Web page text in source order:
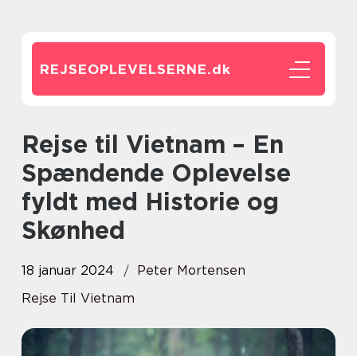
REJSEOPLEVELSERNE.dk
Rejse til Vietnam – En
Spændende Oplevelse
fyldt med Historie og
Skønhed
18 januar 2024
Peter Mortensen
Rejse Til Vietnam